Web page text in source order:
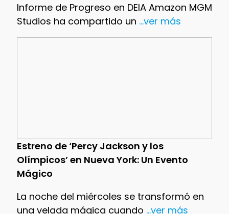
Informe de Progreso en DEIA Amazon MGM
Studios ha compartido un ...ver más
Estreno de ‘Percy Jackson y los
Olímpicos’ en Nueva York: Un Evento
Mágico
La noche del miércoles se transformó en
una velada mágica cuando ...ver más